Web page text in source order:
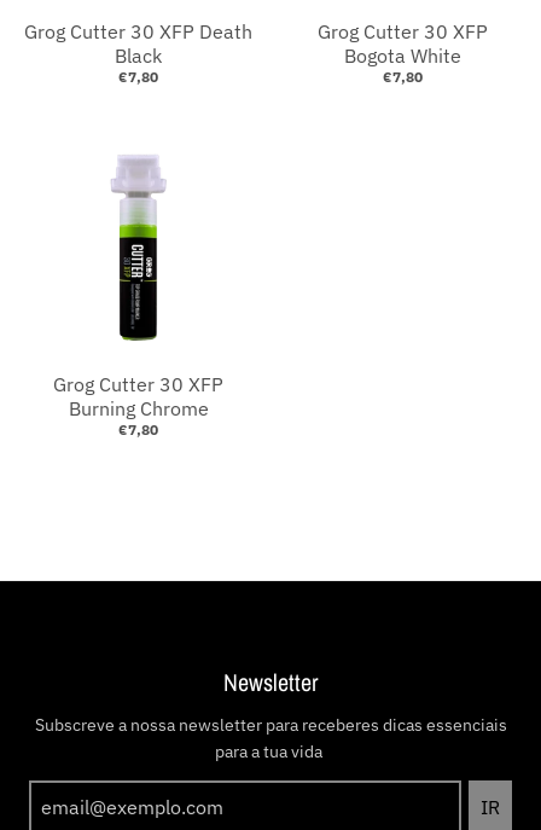
Grog Cutter 30 XFP Death
Black
€7,80
Grog Cutter 30 XFP
Bogota White
€7,80
Grog Cutter 30 XFP
Burning Chrome
€7,80
Newsletter
Subscreve a nossa newsletter para receberes dicas essenciais
para a tua vida
IR